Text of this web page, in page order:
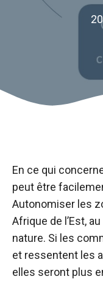
En ce qui
peut être
Autonomiser les
Afrique de l’Est,
nature. Si les
et ressentent les
elles seront plus